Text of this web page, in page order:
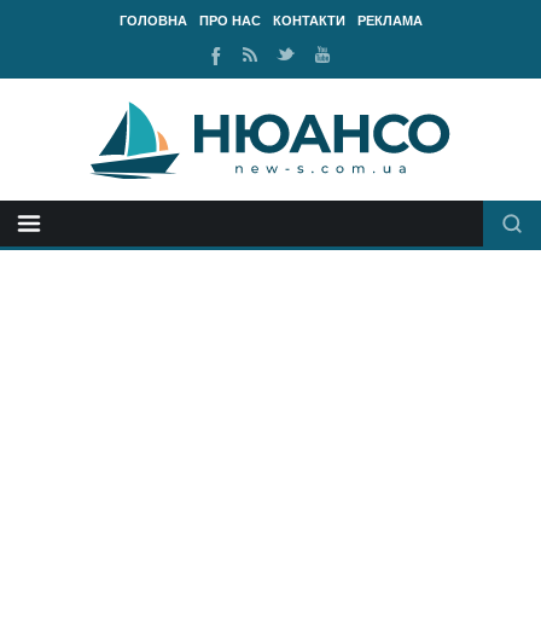
ГОЛОВНА ПРО НАС КОНТАКТИ РЕКЛАМА
Ми
у
RSS
стрічка
Ми
Наш
канал